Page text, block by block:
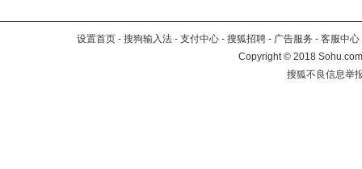
设置首页 - 搜狗输入法 - 支付中心 - 搜狐招聘 - 广告服务 - 客服中心
Copyright©2018
搜狐不良信息举